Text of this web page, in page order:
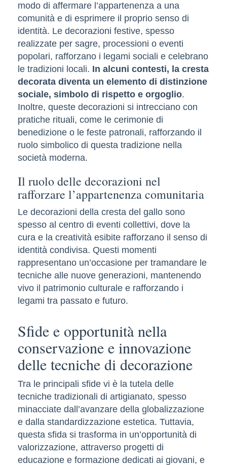
modo di affermare l’appartenenza a una
comunità e di esprimere il proprio senso di
identità. Le decorazioni festive, spesso
realizzate per sagre, processioni o eventi
popolari, rafforzano i legami sociali e celebrano
le tradizioni locali. In alcuni contesti, la cresta
decorata diventa un elemento di distinzione
sociale, simbolo di rispetto e orgoglio.
Inoltre, queste decorazioni si intrecciano con
pratiche rituali, come le cerimonie di
benedizione o le feste patronali, rafforzando il
ruolo simbolico di questa tradizione nella
società moderna.
Il ruolo delle decorazioni nel
rafforzare l’appartenenza comunitaria
Le decorazioni della cresta del gallo sono
spesso al centro di eventi collettivi, dove la
cura e la creatività esibite rafforzano il senso di
identità condivisa. Questi momenti
rappresentano un’occasione per tramandare le
tecniche alle nuove generazioni, mantenendo
vivo il patrimonio culturale e rafforzando i
legami tra passato e futuro.
Sfide e opportunità nella
conservazione e innovazione
delle tecniche di decorazione
Tra le principali sfide vi è la tutela delle
tecniche tradizionali di artigianato, spesso
minacciate dall’avanzare della globalizzazione
e dalla standardizzazione estetica. Tuttavia,
questa sfida si trasforma in un’opportunità di
valorizzazione, attraverso progetti di
educazione e formazione dedicati ai giovani, e